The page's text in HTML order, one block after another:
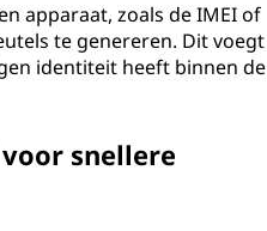
apparaat, zoals de IMEI of
te genereren. Dit voegt
identiteit heeft binnen de
snellere